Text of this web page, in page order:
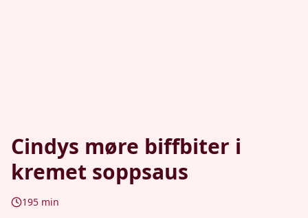
Cindys møre biffbiter i
kremet soppsaus
195 min